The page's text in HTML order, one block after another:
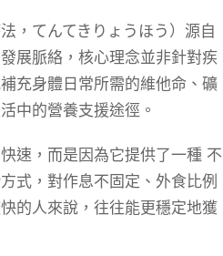
，てんてきりょうほう）源自
展脈絡，核心理念並非針對疾
充身體日常所需的維他命、礦
中的營養支援途徑。
速，而是因為它提供了一種 不
式，對作息不固定、外食比例
的人來說，往往能更穩定地獲